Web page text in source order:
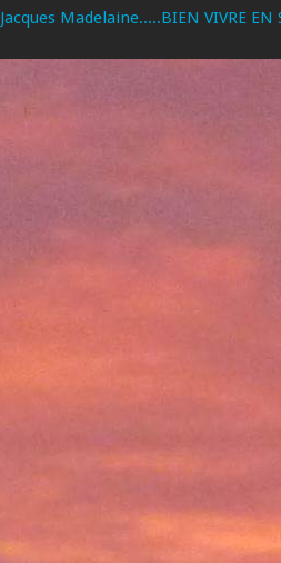
Jacques Madelaine.....BIEN VIVRE EN